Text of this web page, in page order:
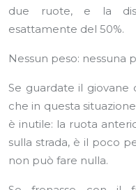
due ruote, e la
esattamente del 50%.
Nessun peso: nessuna
Se guardate il giovane
che in questa
è inutile: la ruota
sulla strada, è il poco
non può fare nulla.